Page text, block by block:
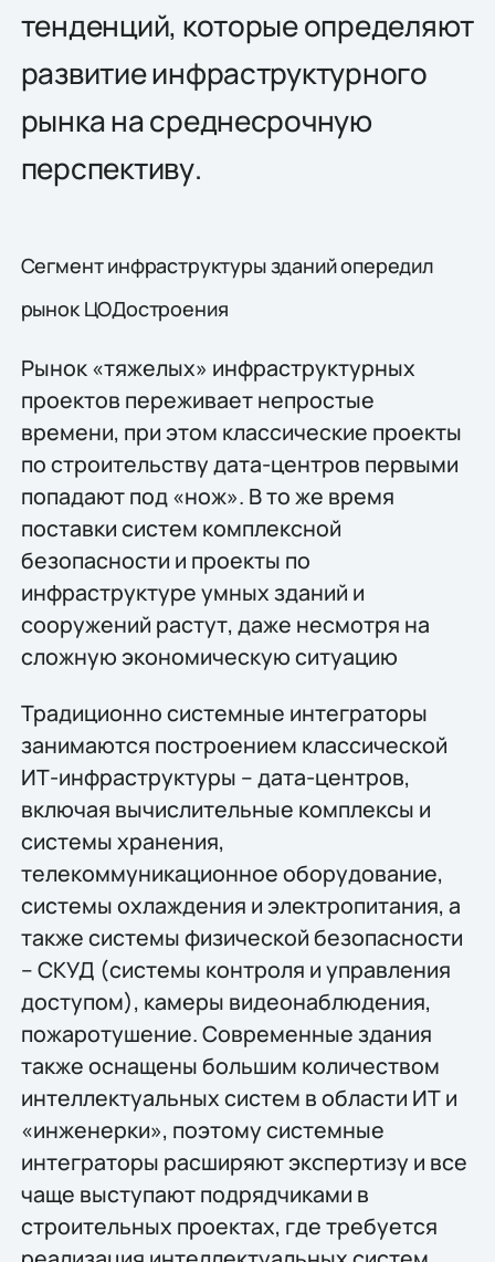
тенденций, которые определяют
развитие инфраструктурного
рынка на среднесрочную
перспективу.
Сегмент инфраструктуры зданий опередил
рынок ЦОДостроения
Рынок «тяжелых» инфраструктурных
проектов переживает непростые
времени, при этом классические проекты
по строительству дата-центров первыми
попадают под «нож». В то же время
поставки систем комплексной
безопасности и проекты по
инфраструктуре умных зданий и
сооружений растут, даже несмотря на
сложную экономическую ситуацию
Традиционно системные интеграторы
занимаются построением классической
ИТ-инфраструктуры – дата-центров,
включая вычислительные комплексы и
системы хранения,
телекоммуникационное оборудование,
системы охлаждения и электропитания, а
также системы физической безопасности
– СКУД (системы контроля и управления
доступом), камеры видеонаблюдения,
пожаротушение. Современные здания
также оснащены большим количеством
интеллектуальных систем в области ИТ и
«инженерки», поэтому системные
интеграторы расширяют экспертизу и все
чаще выступают подрядчиками в
строительных проектах, где требуется